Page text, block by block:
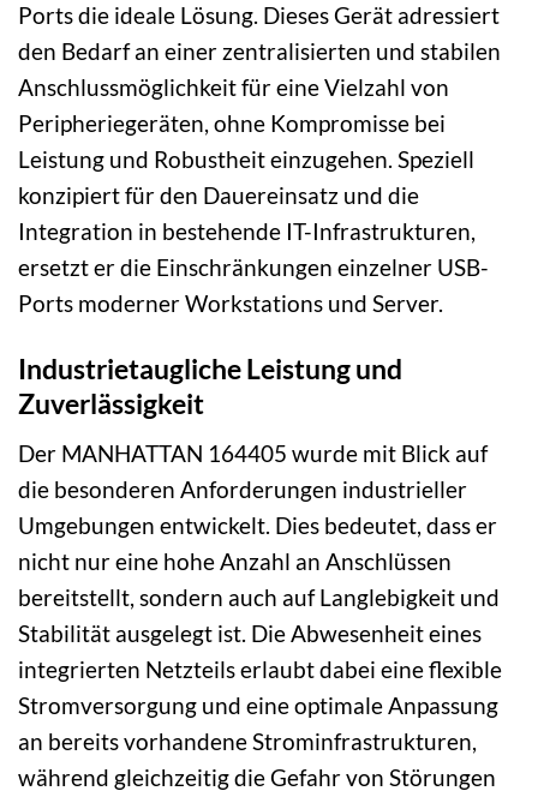
Ports die ideale Lösung. Dieses Gerät adressiert
den Bedarf an einer zentralisierten und stabilen
Anschlussmöglichkeit für eine Vielzahl von
Peripheriegeräten, ohne Kompromisse bei
Leistung und Robustheit einzugehen. Speziell
konzipiert für den Dauereinsatz und die
Integration in bestehende IT-Infrastrukturen,
ersetzt er die Einschränkungen einzelner USB-
Ports moderner Workstations und Server.
Industrietaugliche Leistung und
Zuverlässigkeit
Der MANHATTAN 164405 wurde mit Blick auf
die besonderen Anforderungen industrieller
Umgebungen entwickelt. Dies bedeutet, dass er
nicht nur eine hohe Anzahl an Anschlüssen
bereitstellt, sondern auch auf Langlebigkeit und
Stabilität ausgelegt ist. Die Abwesenheit eines
integrierten Netzteils erlaubt dabei eine flexible
Stromversorgung und eine optimale Anpassung
an bereits vorhandene Strominfrastrukturen,
während gleichzeitig die Gefahr von Störungen